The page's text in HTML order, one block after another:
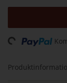
Loading...